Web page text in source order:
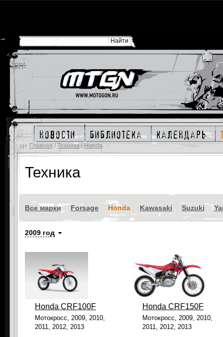
новости библиотека календарь
Главная /Техника / Honda
Техника
Все марки Forsage Honda Kawasaki Suzuki
2009 год
Honda CRF100F
Мотокросс, 2009, 2010,
2011, 2012, 2013
Honda CRF150F
Мотокросс, 2009, 2010,
2011, 2012, 2013